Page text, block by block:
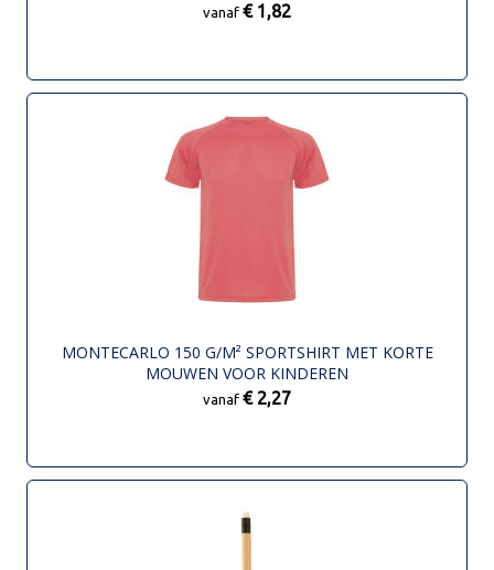
vanaf € 1,82
MONTECARLO 150 G/M² SPORTSHIRT MET KORTE
MOUWEN VOOR KINDEREN
vanaf € 2,27